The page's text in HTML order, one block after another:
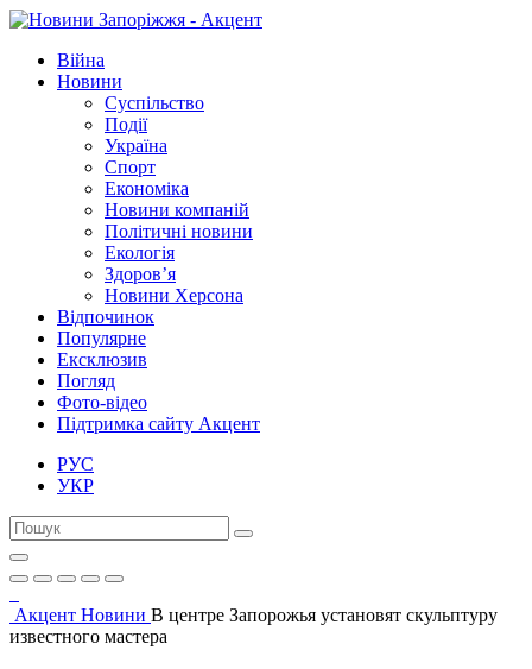
Війна
Новини
Суспільство
Події
Україна
Спорт
Економіка
Новини компаній
Політичні новини
Екологія
Здоров’я
Новини Херсона
Відпочинок
Популярне
Ексклюзив
Погляд
Фото-відео
Підтримка сайту Акцент
РУС
УКР
Акцент Новини В центре Запорожья установят скульптуру
известного мастера